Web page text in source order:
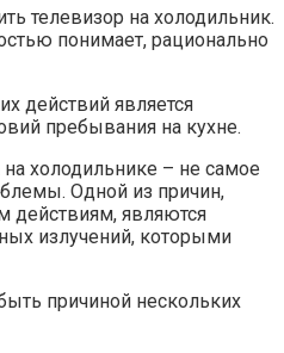
телевизор на холодильник.
понимает, рационально
действий является
пребывания на кухне.
холодильнике – не самое
Одной из причин,
действиям, являются
излучений, которыми
причиной нескольких